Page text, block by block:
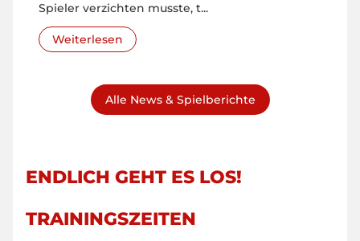
Spieler verzichten musste, t...
Weiterlesen
Alle News & Spielberichte
ENDLICH GEHT ES LOS!
TRAININGSZEITEN